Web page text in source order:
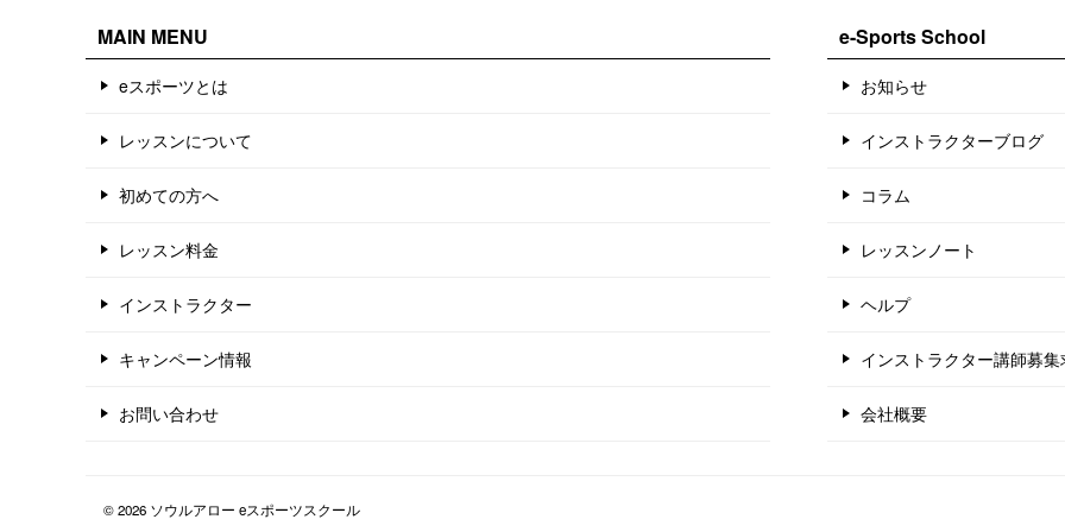
MAIN MENU
eスポーツとは
レッスンについて
初めての方へ
レッスン料金
インストラクター
キャンペーン情報
お問い合わせ
e-Sports School
お知らせ
インストラクターブログ
コラム
レッスンノート
ヘルプ
インストラクター講師募集
会社概要
© 2026 ソウルアロー eスポーツスクール